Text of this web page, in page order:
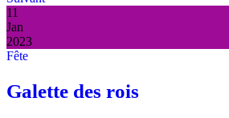
11
Jan
2023
Fête
Galette des rois